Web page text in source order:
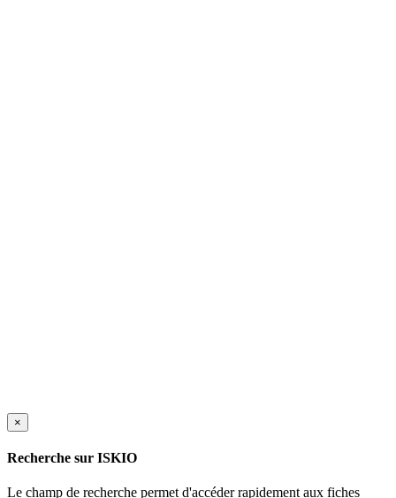
×
Recherche sur ISKIO
Le champ de recherche permet d'accéder rapidement aux fiches